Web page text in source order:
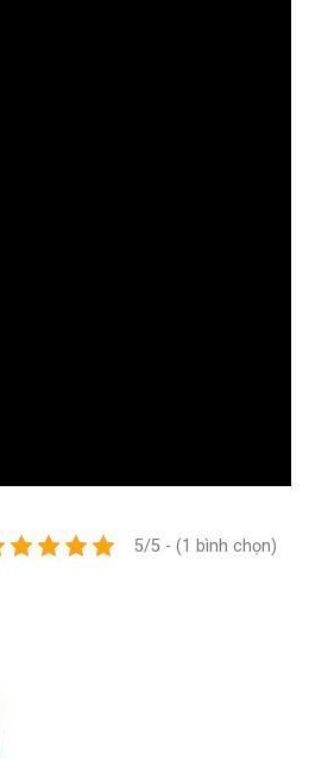
5/5 - (1 bình chọn)